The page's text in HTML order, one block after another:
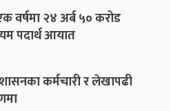
वर्षमा २४ अर्ब ५० करोड
पदार्थ आयात
कर्मचारी र लेखापढी